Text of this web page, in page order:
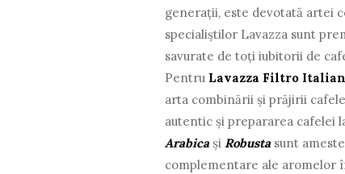
generații, este devotată artei
specialiștilor Lavazza sunt
savurate de toți iubitorii de
Pentru Lavazza Filtro
arta combinării și prăjirii
autentic și prepararea cafelei
Arabica șiRobusta sunt
complementare ale aromelor